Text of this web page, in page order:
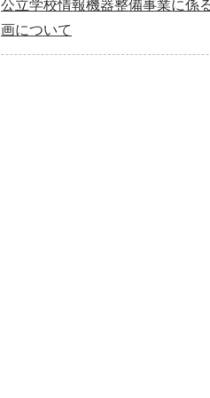
公立学校情報機器整備事業に係
画について